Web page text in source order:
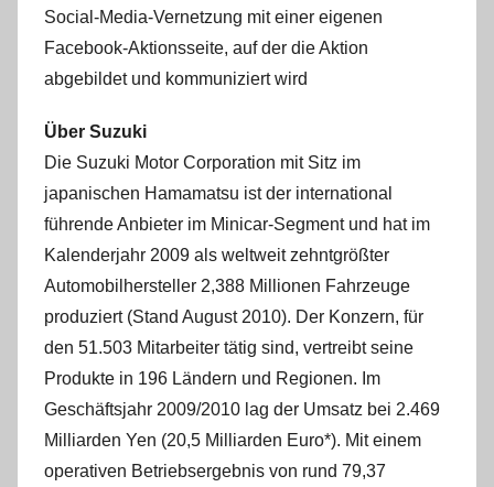
Social-Media-Vernetzung mit einer eigenen
Facebook-Aktionsseite, auf der die Aktion
abgebildet und kommuniziert wird
Über Suzuki
Die Suzuki Motor Corporation mit Sitz im
japanischen Hamamatsu ist der international
führende Anbieter im Minicar-Segment und hat im
Kalenderjahr 2009 als weltweit zehntgrößter
Automobilhersteller 2,388 Millionen Fahrzeuge
produziert (Stand August 2010). Der Konzern, für
den 51.503 Mitarbeiter tätig sind, vertreibt seine
Produkte in 196 Ländern und Regionen. Im
Geschäftsjahr 2009/2010 lag der Umsatz bei 2.469
Milliarden Yen (20,5 Milliarden Euro*). Mit einem
operativen Betriebsergebnis von rund 79,37